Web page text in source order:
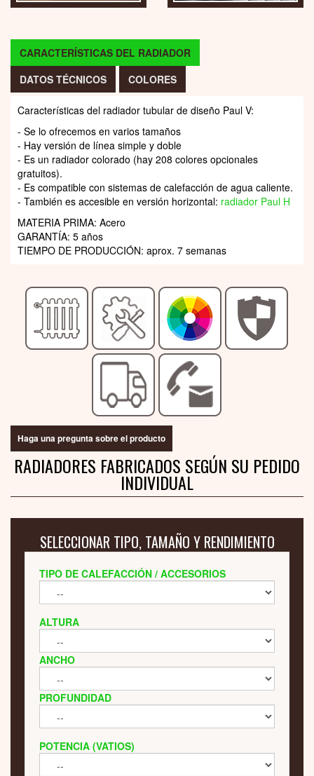
CARACTERÍSTICAS DEL RADIADOR
DATOS TÉCNICOS
COLORES
Características del radiador tubular de diseño Paul V:
- Se lo ofrecemos en varios tamaños
- Hay versión de línea simple y doble
- Es un radiador colorado (hay 208 colores opcionales
gratuitos).
- Es compatible con sistemas de calefacción de agua caliente.
- También es accesible en versión horizontal: radiador Paul H
MATERIA PRIMA: Acero
GARANTÍA: 5 años
TIEMPO DE PRODUCCIÓN: aprox. 7 semanas
Haga una pregunta sobre el producto
RADIADORES FABRICADOS SEGÚN SU PEDIDO
INDIVIDUAL
SELECCIONAR TIPO, TAMAÑO Y RENDIMIENTO
TIPO DE CALEFACCIÓN / ACCESORIOS
ALTURA
ANCHO
PROFUNDIDAD
POTENCIA (VATIOS)